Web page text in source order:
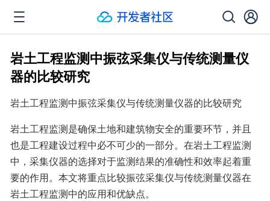
岩土工程监测中振弦采集仪与传统测量仪
器的比较研究
岩土工程监测中振弦采集仪与传统测量仪器的比较研究
岩土工程监测是确保土地和建筑物安全的重要环节，并且
也是工程建设过程中必不可少的一部分。在岩土工程监测
中，采集仪器的选择对于监测结果的准确性和效率起着重
要的作用。本文将重点比较振弦采集仪与传统测量仪器在
岩土工程监测中的应用和优缺点。